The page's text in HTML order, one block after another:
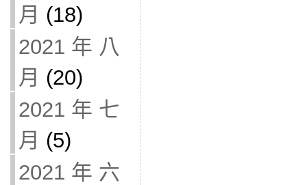
月 (18)
2021 年 八
月 (20)
2021 年 七
月 (5)
2021 年 六